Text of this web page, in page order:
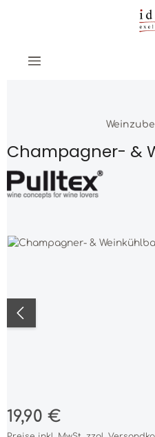
Zum Hauptinhalt springen
Champagner- &
Bildergalerie überspringen
Regulärer Preis:
19,90 €